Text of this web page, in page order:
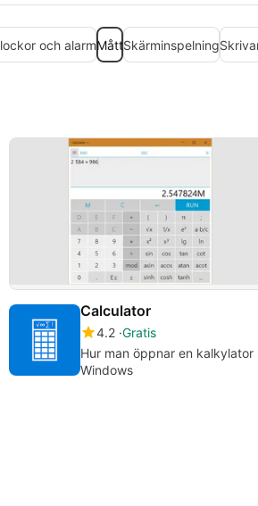
och alarmMåttSkärminspelning
Calculator
4.2 Gratis
Hur man öppnar en kalkylator
Windows